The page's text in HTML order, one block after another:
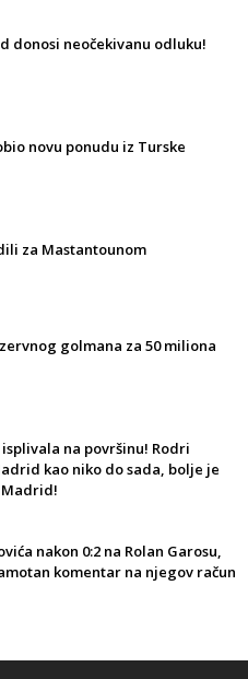
donosi neočekivanu odluku!
novu ponudu iz Turske
za Mastantounom
golmana za 50 miliona
na površinu! Rodri
kao niko do sada, bolje je
nakon 0:2 na Rolan Garosu,
komentar na njegov račun